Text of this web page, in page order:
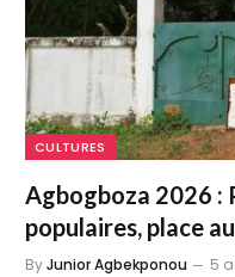
CULTURES
Agbogboza 2026 :
populaires, place
ByJunior Agbekponou 5